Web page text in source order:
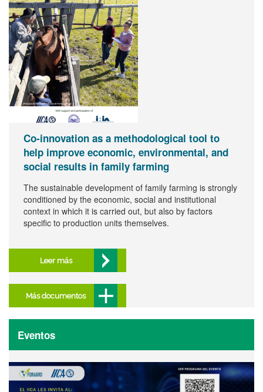
Co-innovation as a methodological tool to
help improve economic, environmental, and
social results in family farming
The sustainable development of family farming is strongly
conditioned by the economic, social and institutional
context in which it is carried out, but also by factors
specific to production units themselves.
Leer más
Más documentos
Eventos